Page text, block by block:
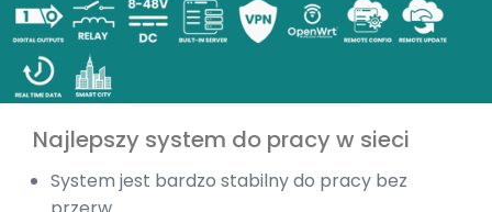
Najlepszy system do pracy w sieci
System jest bardzo stabilny do pracy bez